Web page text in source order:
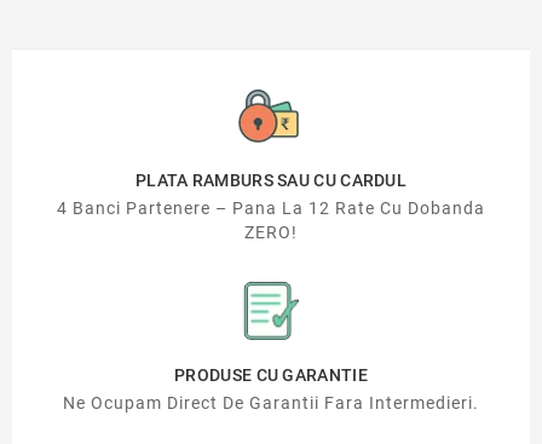
PLATA RAMBURS SAU CU CARDUL
4 Banci Partenere – Pana La 12 Rate Cu Dobanda
ZERO!
PRODUSE CU GARANTIE
Ne Ocupam Direct De Garantii Fara Intermedieri.